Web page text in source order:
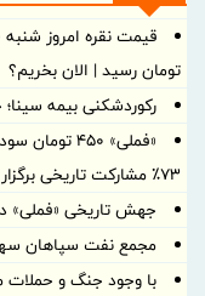
تومان رسید | الان بخریم؟
رکوردشکنی بیمه سینا؛ جهش 105 درصدی درآمد
«فملی»
۷۳٪ مشارکت تاریخی برگزار شد
جهش تاریخی «فملی» در سال ۱۴۰۴؛ سود خالص
مجمع نفت سپاهان
با وجود جنگ و حملات